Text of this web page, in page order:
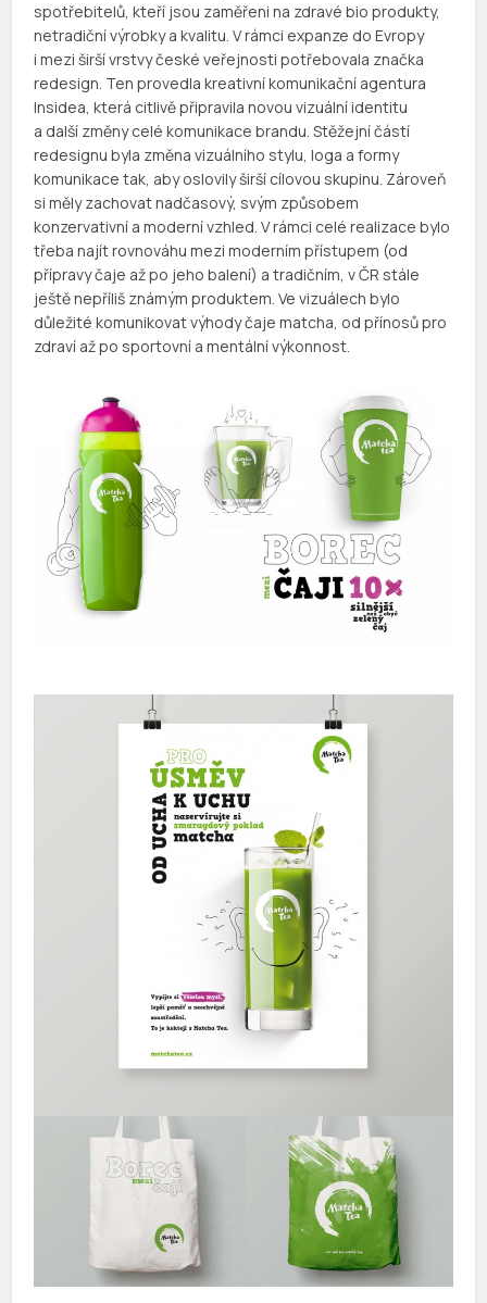
spotřebitelů, kteří jsou zaměřeni na zdravé bio produkty,
netradiční výrobky a kvalitu. V rámci expanze do Evropy
i mezi širší vrstvy české veřejnosti potřebovala značka
redesign. Ten provedla kreativní komunikační agentura
Insidea, která citlivě připravila novou vizuální identitu
a další změny celé komunikace brandu. Stěžejní částí
redesignu byla změna vizuálního stylu, loga a formy
komunikace tak, aby oslovily širší cílovou skupinu. Zároveň
si měly zachovat nadčasový, svým způsobem
konzervativní a moderní vzhled. V rámci celé realizace bylo
třeba najít rovnováhu mezi moderním přístupem (od
přípravy čaje až po jeho balení) a tradičním, v ČR stále
ještě nepříliš známým produktem. Ve vizuálech bylo
důležité komunikovat výhody čaje matcha, od přínosů pro
zdraví až po sportovní a mentální výkonnost.